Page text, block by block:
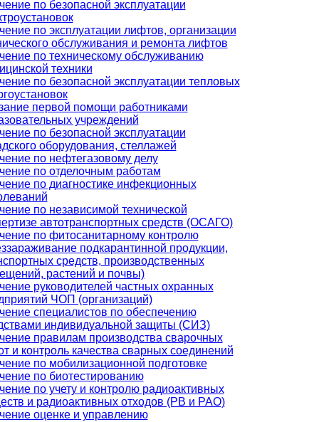
по безопасной эксплуатации
по эксплуатации лифтов, организации
обслуживания и ремонта лифтов
по техническому обслуживанию
техники
по безопасной эксплуатации тепловых
первой помощи работниками
учреждений
по безопасной эксплуатации
оборудования, стеллажей
по нефтегазовому делу
по отделочным работам
по диагностике инфекционных
по независимой технической
автотранспортных средств (ОСАГО)
по фитосанитарному контролю
подкарантинной продукции,
средств, производственных
растений и почвы)
руководителей частных охранных
ЧОП (организаций)
специалистов по обеспечению
индивидуальной защиты (СИЗ)
правилам производства сварочных
и контроль качества сварных соединений
по мобилизационной подготовке
по биотестированию
по учету и контролю радиоактивных
и радиоактивных отходов (РВ и РАО)
оценке и управлению